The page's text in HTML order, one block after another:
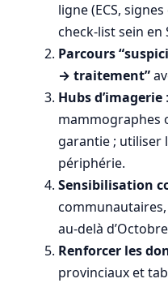
ligne (ECS,
check-list sein en
Parcours
→ traitement”
Hubs d’imagerie
mammographes
garantie ; utiliser
périphérie.
Sensibilisation
au-delà
Renforcer les
provinciaux et